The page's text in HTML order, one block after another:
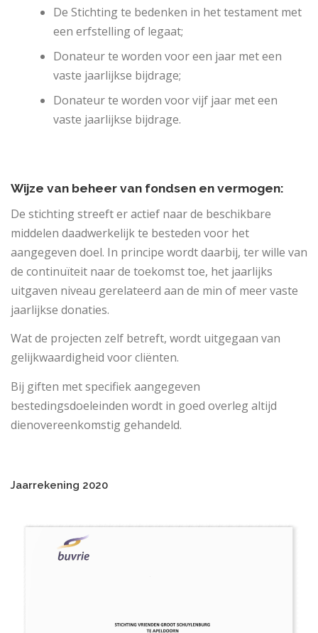
De Stichting te bedenken in het testament met
een erfstelling of legaat;
Donateur te worden voor een jaar met een
vaste jaarlijkse bijdrage;
Donateur te worden voor vijf jaar met een
vaste jaarlijkse bijdrage.
Wijze van beheer van fondsen en vermogen:
De stichting streeft er actief naar de beschikbare
middelen daadwerkelijk te besteden voor het
aangegeven doel. In principe wordt daarbij, ter wille van
de continuïteit naar de toekomst toe, het jaarlijks
uitgaven niveau gerelateerd aan de min of meer vaste
jaarlijkse donaties.
Wat de projecten zelf betreft, wordt uitgegaan van
gelijkwaardigheid voor cliënten.
Bij giften met specifiek aangegeven
bestedingsdoeleinden wordt in goed overleg altijd
dienovereenkomstig gehandeld.
Jaarrekening 2020